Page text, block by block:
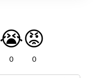
😭
0
😡
0